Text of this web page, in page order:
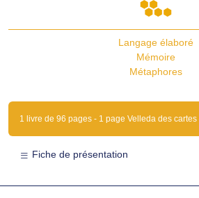
Langage élaboré
Mémoire
Métaphores
1 livre de 96 pages - 1 page Velleda des
Fiche de présentation